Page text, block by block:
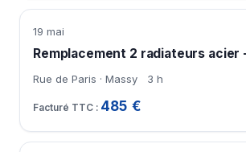
19 mai
Remplacement 2 radiateurs acier
Rue de Paris · Massy 3 h
485 €